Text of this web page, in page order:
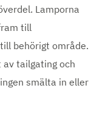
Lamporna
till
behörigt område.
tailgating och
smälta in eller